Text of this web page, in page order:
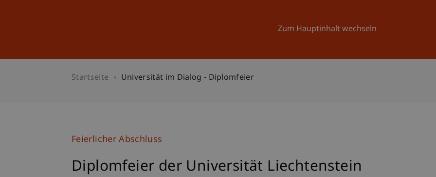
Zum Hauptinhalt wechseln
Universität Aktuelles
Startseite Universität im Dialog - Diplomfeier
Feierlicher Abschluss
Diplomfeier der Universität Liechtenstein